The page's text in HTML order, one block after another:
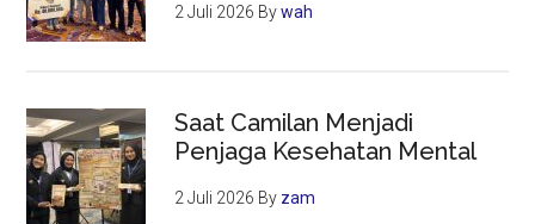
2 Juli 2026 Bywah
Saat Camilan Menjadi
Penjaga Kesehatan Mental
2 Juli 2026 By zam